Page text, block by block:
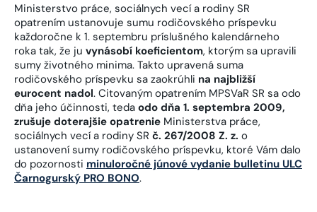
Ministerstvo práce, sociálnych vecí a rodiny SR
opatrením ustanovuje sumu rodičovského príspevku
každoročne k 1. septembru príslušného kalendárneho
roka tak, že ju vynásobí koeficientom, ktorým sa upravili
sumy životného minima. Takto upravená suma
rodičovského príspevku sa zaokrúhli na najbližší
eurocent nadol. Citovaným opatrením MPSVaR SR sa odo
dňa jeho účinnosti, teda odo dňa 1. septembra 2009,
zrušuje doterajšie opatrenie Ministerstva práce,
sociálnych vecí a rodiny SR č. 267/2008 Z. z. o
ustanovení sumy rodičovského príspevku, ktoré Vám dalo
do pozornosti minuloročné júnové vydanie bulletinu ULC
Čarnogurský PRO BONO.